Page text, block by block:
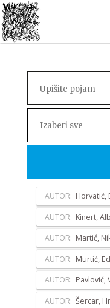
Izaberi sve
AUTOR: Horvatić,
AUTOR: Kinert,
AUTOR: Martić,
AUTOR: Murtić,
AUTOR: Pavlović,
AUTOR: Šercar,